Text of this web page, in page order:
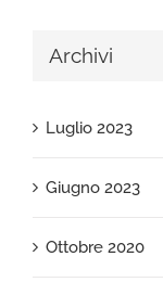
Archivi
Luglio 2023
Giugno 2023
Ottobre 2020